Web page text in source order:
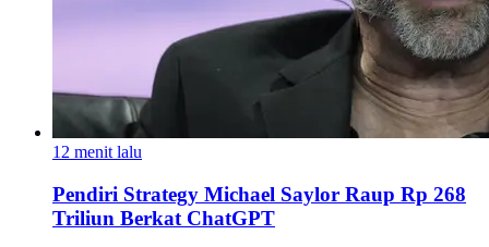
12 menit lalu
Pendiri Strategy Michael Saylor Raup Rp 268
Triliun Berkat ChatGPT